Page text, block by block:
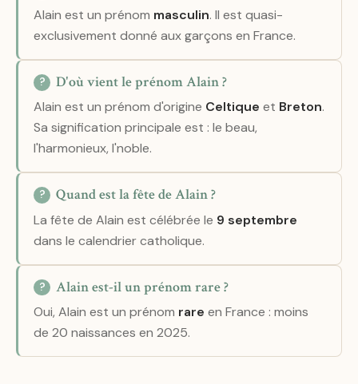
Alain est un prénom masculin. Il est quasi-
exclusivement donné aux garçons en France.
D'où vient le prénom Alain ?
Alain est un prénom d'origine Celtique et Breton.
Sa signification principale est : le beau,
l'harmonieux, l'noble.
Quand est la fête de Alain ?
La fête de Alain est célébrée le 9 septembre
dans le calendrier catholique.
Alain est-il un prénom rare ?
Oui, Alain est un prénom rare en France : moins
de 20 naissances en 2025.